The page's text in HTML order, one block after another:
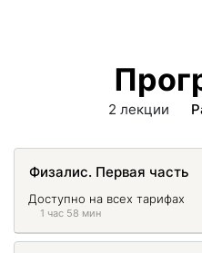
2 лекции
Физалис. Первая часть
Доступно на всех тарифах
1 час 58 мин